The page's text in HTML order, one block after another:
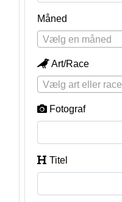
Måned
Vælg en måned
Art/Race
Vælg art eller race
Fotograf
Titel